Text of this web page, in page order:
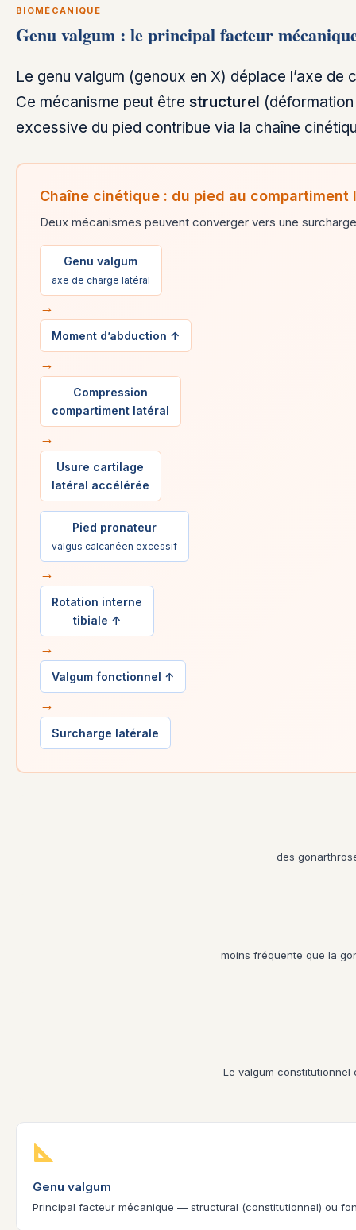
BIOMÉCANIQUE
Genu valgum : le principal facteur
Le genu valgum (genoux en X) déplace l’axe de
Ce mécanisme peut être structurel
excessive du pied contribue via la chaîne
Chaîne cinétique : du pied au compartiment
Deux mécanismes peuvent converger vers une
Genu valgum
axe de charge latéral
→
Moment d’abduction ↑
→
Compression
compartiment latéral
→
Usure cartilage
latéral accélérée
Pied pronateur
valgus calcanéen excessif
→
Rotation interne
tibiale ↑
→
Valgum fonctionnel ↑
→
Surcharge latérale
des
moins fréquente que la
Le valgum
Genu valgum
Principal facteur mécanique — structural (constitutionnel) ou